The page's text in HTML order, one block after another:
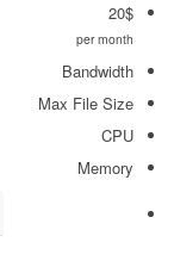
20$
per month
Bandwidth
Max File Size
CPU
Memory